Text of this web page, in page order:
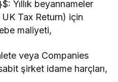
: Yıllık beyannameler
Tax Return) için
maliyeti,
veya Companies
şirket idame harçları,